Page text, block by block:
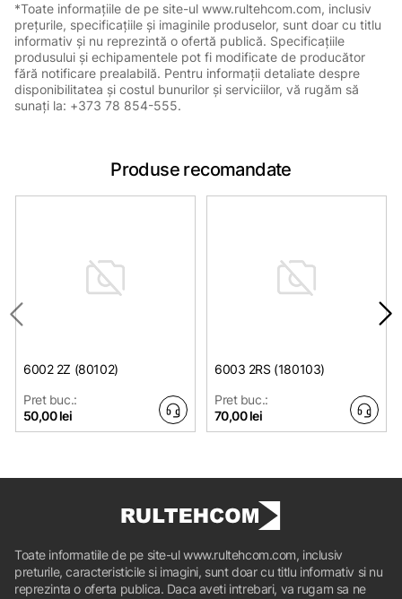
*Toate informațiile de pe site-ul www.rultehcom.com, inclusiv
prețurile, specificațiile și imaginile produselor, sunt doar cu titlu
informativ și nu reprezintă o ofertă publică. Specificațiile
produsului și echipamentele pot fi modificate de producător
fără notificare prealabilă. Pentru informații detaliate despre
disponibilitatea și costul bunurilor și serviciilor, vă rugăm să
sunați la: +373 78 854-555.
Produse recomandate
6002 2Z (80102)
Pret buc.:
50,00 lei
6003 2RS (180103)
Pret buc.:
70,00 lei
Toate informatiile de pe site-ul www.rultehcom.com, inclusiv
preturile, caracteristicile si imagini, sunt doar cu titlu informativ si nu
reprezinta o oferta publica. Daca aveti intrebari, va rugam sa ne